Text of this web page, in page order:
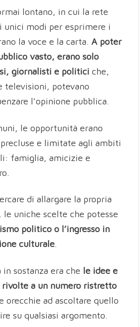
lontano, in cui la rete
unici modi per esprimere i
la voce e la carta.A poter
vasto, erano solo
giornalisti e politici che,
televisioni, potevano
l’opinione pubblica.
le opportunità erano
e limitate agli ambiti
famiglia, amicizie e
di allargare la propria
le uniche scelte che potesse
politico o l’ingresso in
culturale.
in sostanza era che le idee e
rivolte a un numero ristretto
orecchie ad ascoltare quello
su qualsiasi argomento.